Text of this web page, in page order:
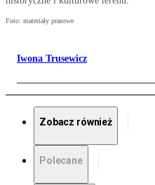
Foto: materiały prasowe
Iwona Trusewicz
Zobacz również
Polecane